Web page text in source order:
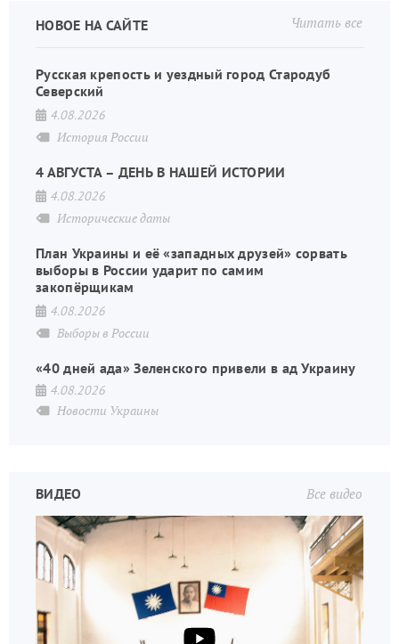
Читать все
НОВОЕ НА САЙТЕ
Русская крепость и уездный город Стародуб
Северский
4.08.2026
История России
4 АВГУСТА – ДЕНЬ В НАШЕЙ ИСТОРИИ
4.08.2026
Исторические даты
План Украины и её «западных друзей» сорвать
выборы в России ударит по самим
закопёрщикам
4.08.2026
Выборы в России
«40 дней ада» Зеленского привели в ад Украину
4.08.2026
Новости Украины
Все видео
ВИДЕО